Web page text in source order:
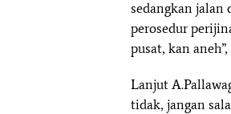
sedangkan jalan
perosedur
pusat, kan
Lanjut
tidak, jangan